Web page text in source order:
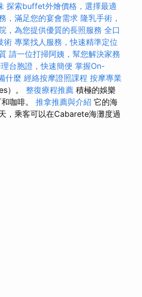
探索buffet外燴價格，選擇最適
，滿足您的宴會需求 隆乳手術，
，為您提供優質的長照服務 全口
術 專業找人服務，快速精準定位
請一位打掃阿姨，幫您解決家務
台胞證，快速簡便 掌握On-
什麼 經絡按摩證照課程 按摩專業
）。 整復療程推薦 積極的娛樂
咖啡。 推拿推薦與介紹 它的海
，乘客可以在Cabarete海灘度過